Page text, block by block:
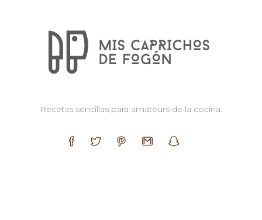
Recetas sencillas para amateurs de la cocina.